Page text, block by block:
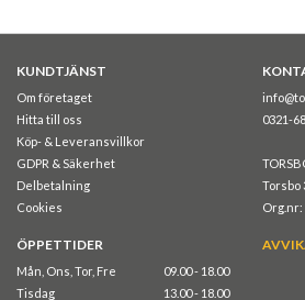
KUNDTJÄNST
Om företaget
Hitta till oss
Köp- & Leveransvillkor
GDPR & Säkerhet
Delbetalning
Cookies
0321-
Torsbo
Org.nr:
ÖPPETTIDER
Mån, Ons, Tor, Fre
09.00 - 18.00
Tisdag
13.00 - 18.00